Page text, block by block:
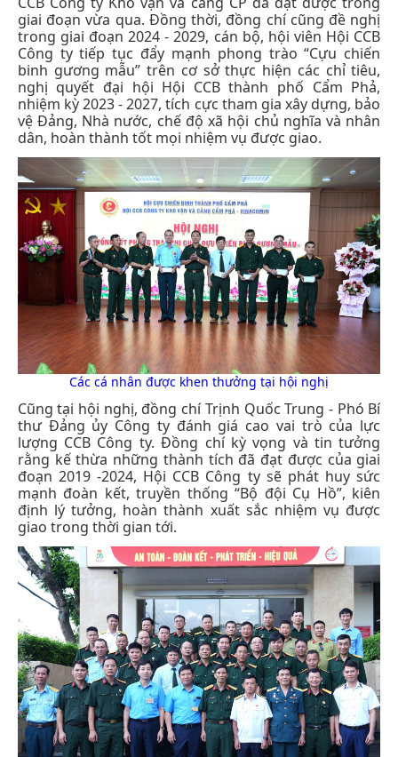
giai đoạn vừa qua. Đồng thời, đồng chí cũng đề nghị
trong giai đoạn 2024 - 2029, cán bộ, hội viên Hội CCB
Công ty tiếp tục đẩy mạnh phong trào “Cựu chiến
binh gương mẫu” trên cơ sở thực hiện các chỉ tiêu,
nghị quyết đại hội Hội CCB thành phố Cẩm Phả,
nhiệm kỳ 2023 - 2027, tích cực tham gia xây dựng, bảo
vệ Đảng, Nhà nước, chế độ xã hội chủ nghĩa và nhân
dân, hoàn thành tốt mọi nhiệm vụ được giao.
Các cá nhân được khen thưởng tại hội nghị
Cũng tại hội nghị, đồng chí Trịnh Quốc Trung - Phó Bí
thư Đảng ủy Công ty đánh giá cao vai trò của lực
lượng CCB Công ty. Đồng chí kỳ vọng và tin tưởng
rằng kế thừa những thành tích đã đạt được của giai
đoạn 2019 -2024, Hội CCB Công ty sẽ phát huy sức
mạnh đoàn kết, truyền thống “Bộ đội Cụ Hồ”, kiên
định lý tưởng, hoàn thành xuất sắc nhiệm vụ được
giao trong thời gian tới.